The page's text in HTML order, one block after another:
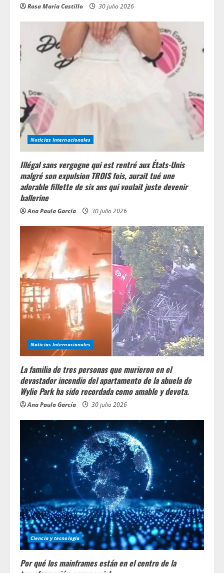
Rosa María Castillo 30 julio 2026
Noticias Internacionales
Illégal sans vergogne qui est rentré aux États-Unis
malgré son expulsion TROIS fois, aurait tué une
adorable fillette de six ans qui voulait juste devenir
ballerine
Ana Paula García 30 julio 2026
Noticias Internacionales
La familia de tres personas que murieron en el
devastador incendio del apartamento de la abuela de
Wylie Park ha sido recordada como amable y devota.
Ana Paula García 30 julio 2026
Ciencia y tecnologia
Por qué los mainframes están en el centro de la